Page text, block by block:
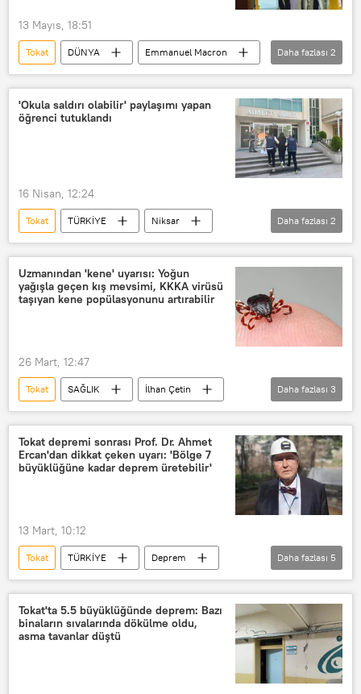
13 Mayıs, 18:51
Tokat DÜNYA
Emmanuel Macron
Brigitte Macron
Haberler
Daha fazlası 2
'Okula saldırı olabilir' paylaşımı yapan
öğrenci tutuklandı
16 Nisan, 12:24
Tokat TÜRKİYE
Niksar
okul saldırısı
Kırşehir
Daha fazlası 2
Uzmanından 'kene' uyarısı: Yoğun
yağışla geçen kış mevsimi, KKKA virüsü
taşıyan kene popülasyonunu artırabilir
26 Mart, 12:47
Tokat SAĞLIK
İlhan Çetin
Yozgat
Sivas
Kırım Kongo Kanamalı Ateşi (KKKA)
Daha fazlası 3
Tokat depremi sonrası Prof. Dr. Ahmet
Ercan'dan dikkat çeken uyarı: 'Bölge 7
büyüklüğüne kadar deprem üretebilir'
13 Mart, 10:12
Tokat TÜRKİYE
Deprem
Ahmet Ercan
Övgün Ahmet Ercan
Niksar
Erbaa Samsun
Daha fazlası 5
Tokat'ta 5.5 büyüklüğünde deprem: Bazı
binaların sıvalarında dökülme oldu,
asma tavanlar düştü